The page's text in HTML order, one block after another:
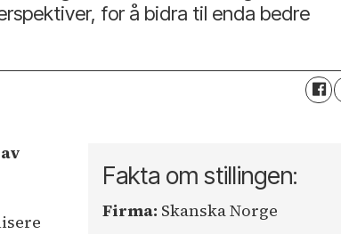
for å bidra til enda bedre
Fakta om stillingen:
Firma: Skanska Norge